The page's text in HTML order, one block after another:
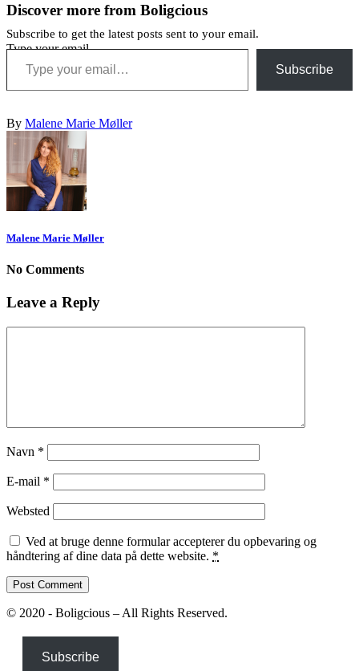
Discover more from Boligcious
Subscribe to get the latest posts sent to your email.
Type your email…
Subscribe
By Malene Marie Møller
Malene Marie Møller
No Comments
Leave a Reply
Navn *
E-mail *
Websted
Ved at bruge denne formular accepterer du opbevaring og
håndtering af dine data på dette website. *
© 2020 - Boligcious – All Rights Reserved.
Subscribe